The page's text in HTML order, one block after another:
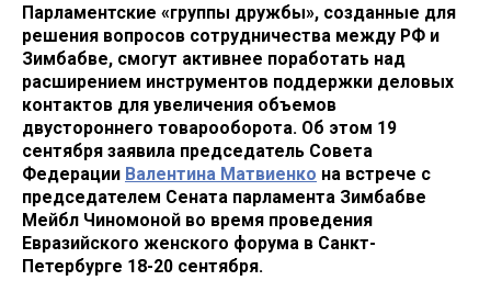
Парламентские «группы дружбы», созданные для
решения вопросов сотрудничества между РФ и
Зимбабве, смогут активнее поработать над
расширением инструментов поддержки деловых
контактов для увеличения объемов
двустороннего товарооборота. Об этом 19
сентября заявила председатель Совета
Федерации Валентина Матвиенко на встрече с
председателем Сената парламента Зимбабве
Мейбл Чиномоной во время проведения
Евразийского женского форума в Санкт-
Петербурге 18-20 сентября.